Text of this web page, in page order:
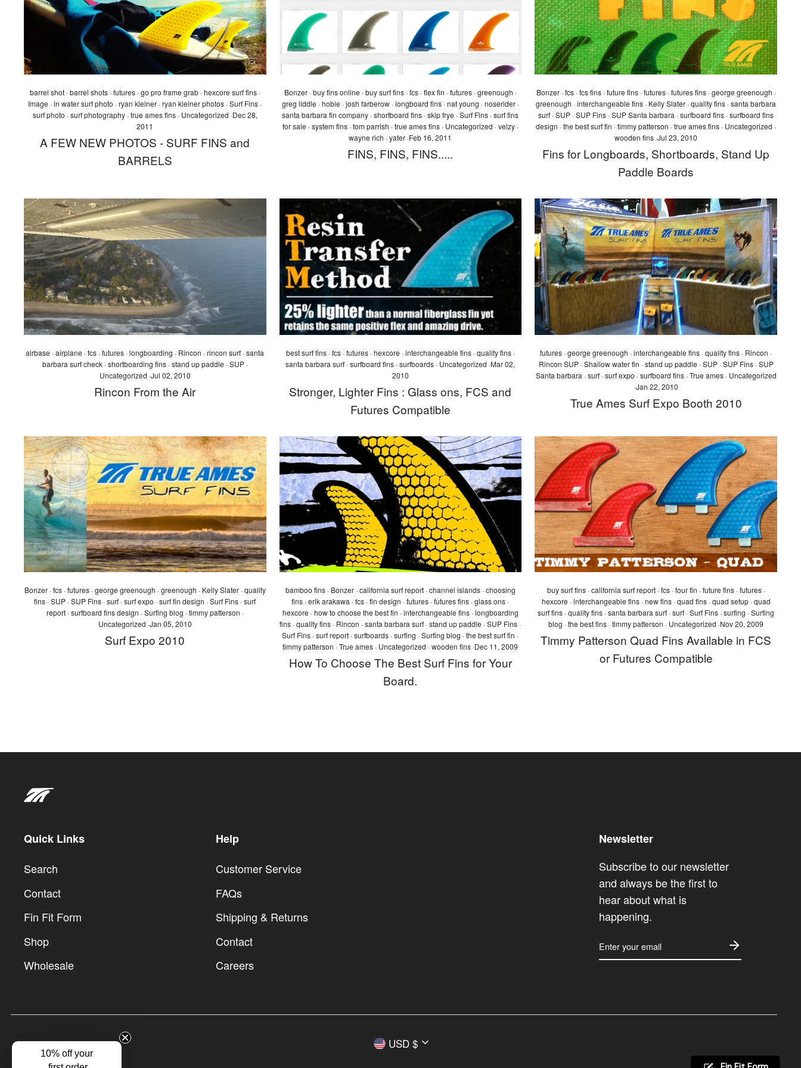
barrel shot·barrel shots·futures·go pro frame grab·hexcore surf fins·
Image ·in water surf photo ·ryan kleiner ·ryan kleiner photos ·Surf Fins ·
surf photo ·surf photography·true ames fins· Uncategorized ·Dec 28,
2011
A FEW NEW PHOTOS - SURF FINS and
BARRELS
Bonzer·buy fins online ·buy surf fins·fcs·flex fin ·futures·greenough ·
greg liddle ·hobie ·josh farberow·longboard fins·nat young ·noserider·
santa barbara fin company ·shortboard fins ·skip frye ·Surf Fins ·surf fins
for sale ·system fins·tom parrish ·true ames fins· Uncategorized ·velzy·
wayne rich ·yater ·Feb 16, 2011
FINS, FINS, FINS.....
Bonzer·fcs·fcs fins·future fins·futures·futures fins·george greenough ·
greenough ·interchangeable fins · Kelly Slater ·quality fins ·santa barbara
surf ·SUP ·SUP Fins ·SUP Santa barbara ·surfboard fins ·surfboard fins
design ·the best surf fin ·timmy patterson ·true ames fins · Uncategorized ·
wooden fins ·Jul 23, 2010
Fins for Longboards, Shortboards, Stand Up
Paddle Boards
airbase ·airplane ·fcs ·futures ·longboarding · Rincon ·rincon surf ·santa
barbara surf check·shortboarding fins·stand up paddle ·SUP·
Uncategorized ·Jul 02, 2010
Rincon From the Air
best surf fins·fcs·futures·hexcore ·interchangeable fins·quality fins·
santa barbara surf ·surfboard fins ·surfboards · Uncategorized ·Mar 02,
2010
Stronger, Lighter Fins : Glass ons, FCS and
Futures Compatible
futures ·george greenough ·interchangeable fins ·quality fins · Rincon ·
Rincon SUP·Shallow water fin ·stand up paddle ·SUP·SUP Fins·SUP
Santa barbara ·surf·surf expo ·surfboard fins·True ames· Uncategorized
·Jan 22, 2010
True Ames Surf Expo Booth 2010
Bonzer·fcs·futures·george greenough ·greenough · Kelly Slater·quality
fins ·SUP ·SUP Fins ·surf ·surf expo ·surf fin design ·Surf Fins ·surf
report·surfboard fins design ·Surfing blog ·timmy patterson ·
Uncategorized ·Jan 05, 2010
Surf Expo 2010
bamboo fins· Bonzer·california surf report·channel islands·choosing
fins ·erik arakawa ·fcs ·fin design ·futures ·futures fins ·glass ons ·
hexcore ·how to choose the best fin ·interchangeable fins·longboarding
fins ·quality fins · Rincon ·santa barbara surf ·stand up paddle ·SUP Fins ·
Surf Fins ·surf report ·surfboards ·surfing ·Surfing blog ·the best surf fin ·
timmy patterson ·True ames · Uncategorized ·wooden fins ·Dec 11, 2009
How To Choose The Best Surf Fins for Your
Board.
buy surf fins·california surf report·fcs·four fin ·future fins·futures·
hexcore ·interchangeable fins·new fins·quad fins·quad setup·quad
surf fins ·quality fins ·santa barbara surf ·surf ·Surf Fins ·surfing ·Surfing
blog ·the best fins ·timmy patterson · Uncategorized ·Nov 20, 2009
Timmy Patterson Quad Fins Available in FCS
or Futures Compatible
Quick Links
Search
Contact
Fin Fit Form
Shop
Wholesale
Help
Customer Service
FAQs
Shipping & Returns
Contact
Careers
Newsletter
Subscribe to our newsletter
and always be the first to
hear about what is
happening.
YOUR
EMAIL
Currency
USD $
© 2026 True Ames
10% off your